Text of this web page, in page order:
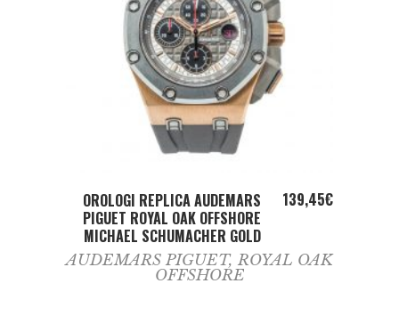
ADD TO CART
OROLOGI REPLICA AUDEMARS
PIGUET ROYAL OAK OFFSHORE
MICHAEL SCHUMACHER GOLD
139,45€
AUDEMARS PIGUET, ROYAL OAK
OFFSHORE